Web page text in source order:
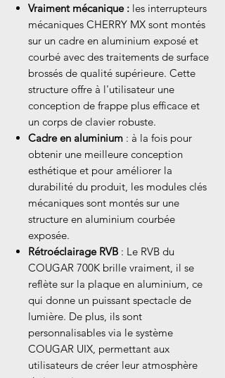
Vraiment mécanique : les interrupteurs
mécaniques CHERRY MX sont montés
sur un cadre en aluminium exposé et
courbé avec des traitements de surface
brossés de qualité supérieure. Cette
structure offre à l'utilisateur une
conception de frappe plus efficace et
un corps de clavier robuste.
Cadre en aluminium : à la fois pour
obtenir une meilleure conception
esthétique et pour améliorer la
durabilité du produit, les modules clés
mécaniques sont montés sur une
structure en aluminium courbée
exposée.
Rétroéclairage RVB : Le RVB du
COUGAR 700K brille vraiment, il se
reflète sur la plaque en aluminium, ce
qui donne un puissant spectacle de
lumière. De plus, ils sont
personnalisables via le système
COUGAR UIX, permettant aux
utilisateurs de créer leur atmosphère